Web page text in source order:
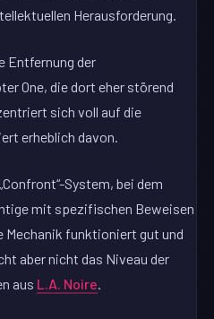
Herausforderung.
Entfernung der
One, die dort eher störend
sich voll auf die
erheblich davon.
System, bei dem
mit spezifischen Beweisen
funktioniert gut und
aber nicht das Niveau der
aus L.A. Noire.